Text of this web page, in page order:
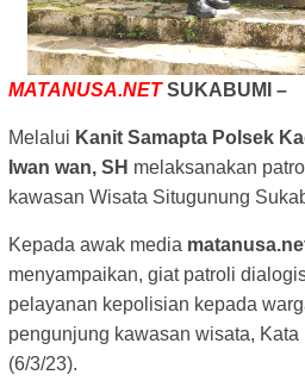
MATANUSA.NETSUKABUMI –
Melalui Kanit Samapta Polsek
Iwan wan, SH melaksanakan
kawasan Wisata Situgunung
Kepada awak media
menyampaikan, giat patroli
pelayanan kepolisian kepada
pengunjung kawasan wisata, Kata
(6/3/23).